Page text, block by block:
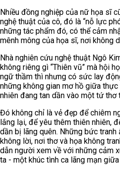
Nhiều đồng nghiệp của nữ họa sĩ
nghệ thuật của cô, đó là “nỗ lực
những tác phẩm đó, có thể cảm
mênh mông của họa sĩ, nơi không
Nhà nghiên cứu nghệ thuật Ngô
không riêng gì “Thiên vũ” mà hội
ngữ thầm thì nhưng có sức lay
những không gian mơ hồ giữa
nhiên đang tan dần vào một tứ thơ
Đó không chỉ là vẻ đẹp để chiêm
lắng lại, để yêu thêm thiên nhiên,
dần bị lãng quên. Những bức
không lời, nơi thơ và họa không
dẫn người xem về với những cảm
ta - một khúc tình ca lãng mạn